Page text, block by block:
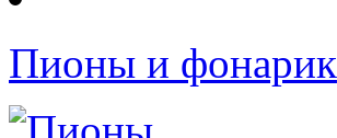
Пионы и фонарик